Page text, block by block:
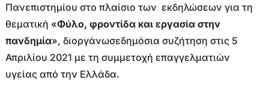
Πανεπιστημίου στο πλαίσιο των εκδηλώσεων για τη
θεματική «Φύλο, φροντίδα και εργασία στην
πανδημία», διοργάνωσεδημόσια συζήτηση στις 5
Απριλίου 2021 με τη συμμετοχή επαγγελματιών
υγείας από την Ελλάδα.